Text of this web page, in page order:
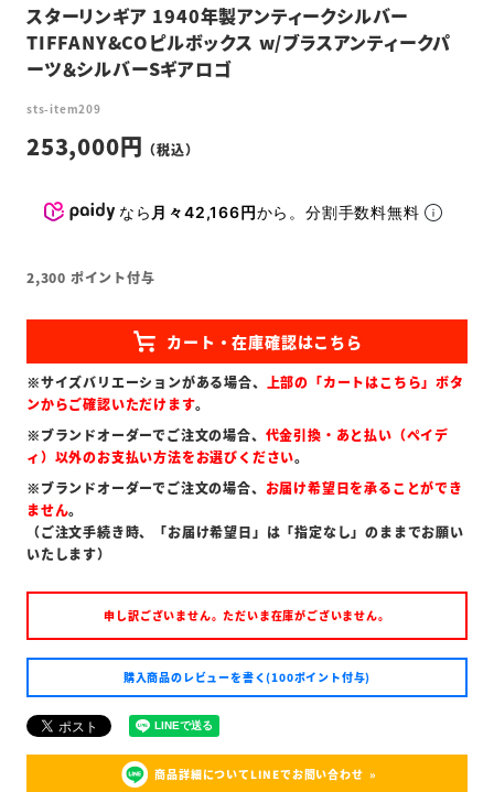
スターリンギア 1940年製アンティークシルバー
TIFFANY&COピルボックス w/ブラスアンティークパ
ーツ＆シルバーSギアロゴ
sts-item209
253,000
なら 月々42,166円から。分割手数料無料
2,300 ポイント付与
※サイズバリエーションがある場合、 上部の「カートはこちら」ボタ
ンからご確認いただけます。
※ブランドオーダーでご注文の場合、 代金引換・あと払い（ペイデ
ィ）以外のお支払い方法をお選びください。
※ブランドオーダーでご注文の場合、 お届け希望日を承ることができ
ません。
（ご注文手続き時、「お届け希望日」は「指定なし」のままでお願い
いたします）
申し訳ございません。ただいま在庫がございません。
購入商品のレビューを書く(100ポイント付与)
商品詳細についてLINEでお問い合わせ